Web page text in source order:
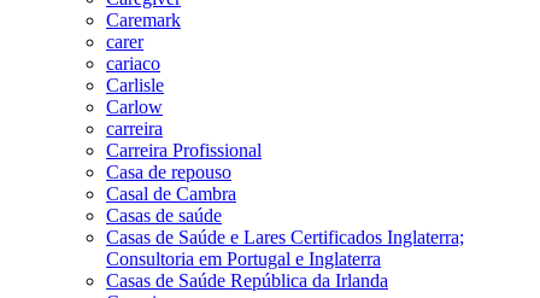
Caremark
carer
cariaco
Carlisle
Carlow
carreira
Carreira Profissional
Casa de repouso
Casal de Cambra
Casas de saúde
Casas de Saúde e Lares Certificados Inglaterra;
Consultoria em Portugal e Inglaterra
Casas de Saúde República da Irlanda